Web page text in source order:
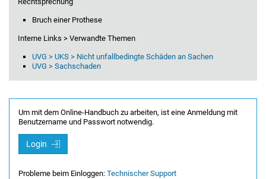
Bruch einer Prothese
Interne Links > Verwandte Themen
UVG > UKS > Nicht unfallbedingte Schäden an Sachen
UVG > Sachschaden
Um mit dem Online-Handbuch zu arbeiten, ist eine Anmeldung mit
Benutzername und Passwort notwendig.
Login
Probleme beim Einloggen: Technischer Support